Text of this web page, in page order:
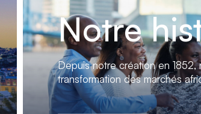
Notre
Depuis notre création en 1852,
transformation des marchés